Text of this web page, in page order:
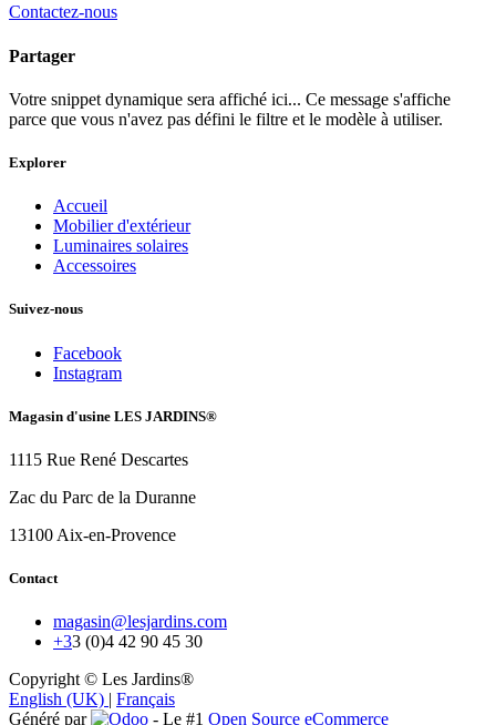
Contactez-nous
Partager
Votre snippet dynamique sera affiché ici... Ce message s'affiche
parce que vous n'avez pas défini le filtre et le modèle à utiliser.
Explorer
Accueil
Mobilier d'extérieur
Luminaires solaires
Accessoires
Suivez-nous
Facebook
Instagram
Magasin d'usine LES JARDINS®
1115 Rue René Descartes
Zac du Parc de la Duranne
13100 Aix-en-Provence
Contact
magasin@lesjardins.com
+33 (0)4 42 90 45 30
Copyright © Les Jardins®
English (UK) | Français
Généré par
- Le #1 Open Source eCommerce